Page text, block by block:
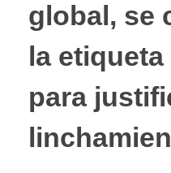
global, se
la etiqueta
para